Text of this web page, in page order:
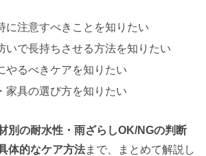
に注意すべきことを知りたい
いで長持ちさせる方法を知りたい
やるべきケアを知りたい
家具の選び方を知りたい
別の耐水性・雨ざらしOK/NGの判断
体的なケア方法まで、まとめて解説し